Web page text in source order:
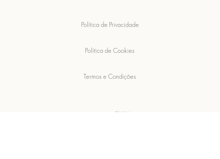
Política de Privacidade
Política de Cookies
Termos e Condições